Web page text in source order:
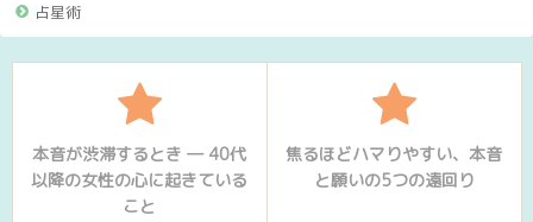
占星術
本音が渋滞するとき ― 40代
以降の女性の心に起きている
こと
焦るほどハマりやすい、本音
と願いの5つの遠回り